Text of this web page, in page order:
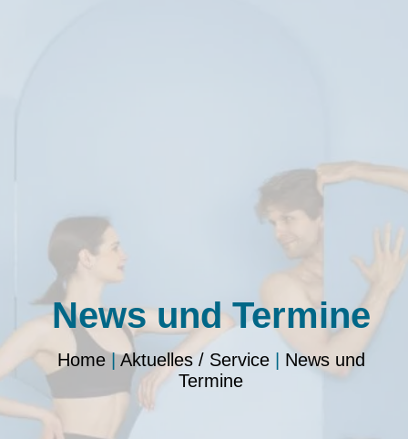
News und Termine
Home|Aktuelles / Service| News und
Termine